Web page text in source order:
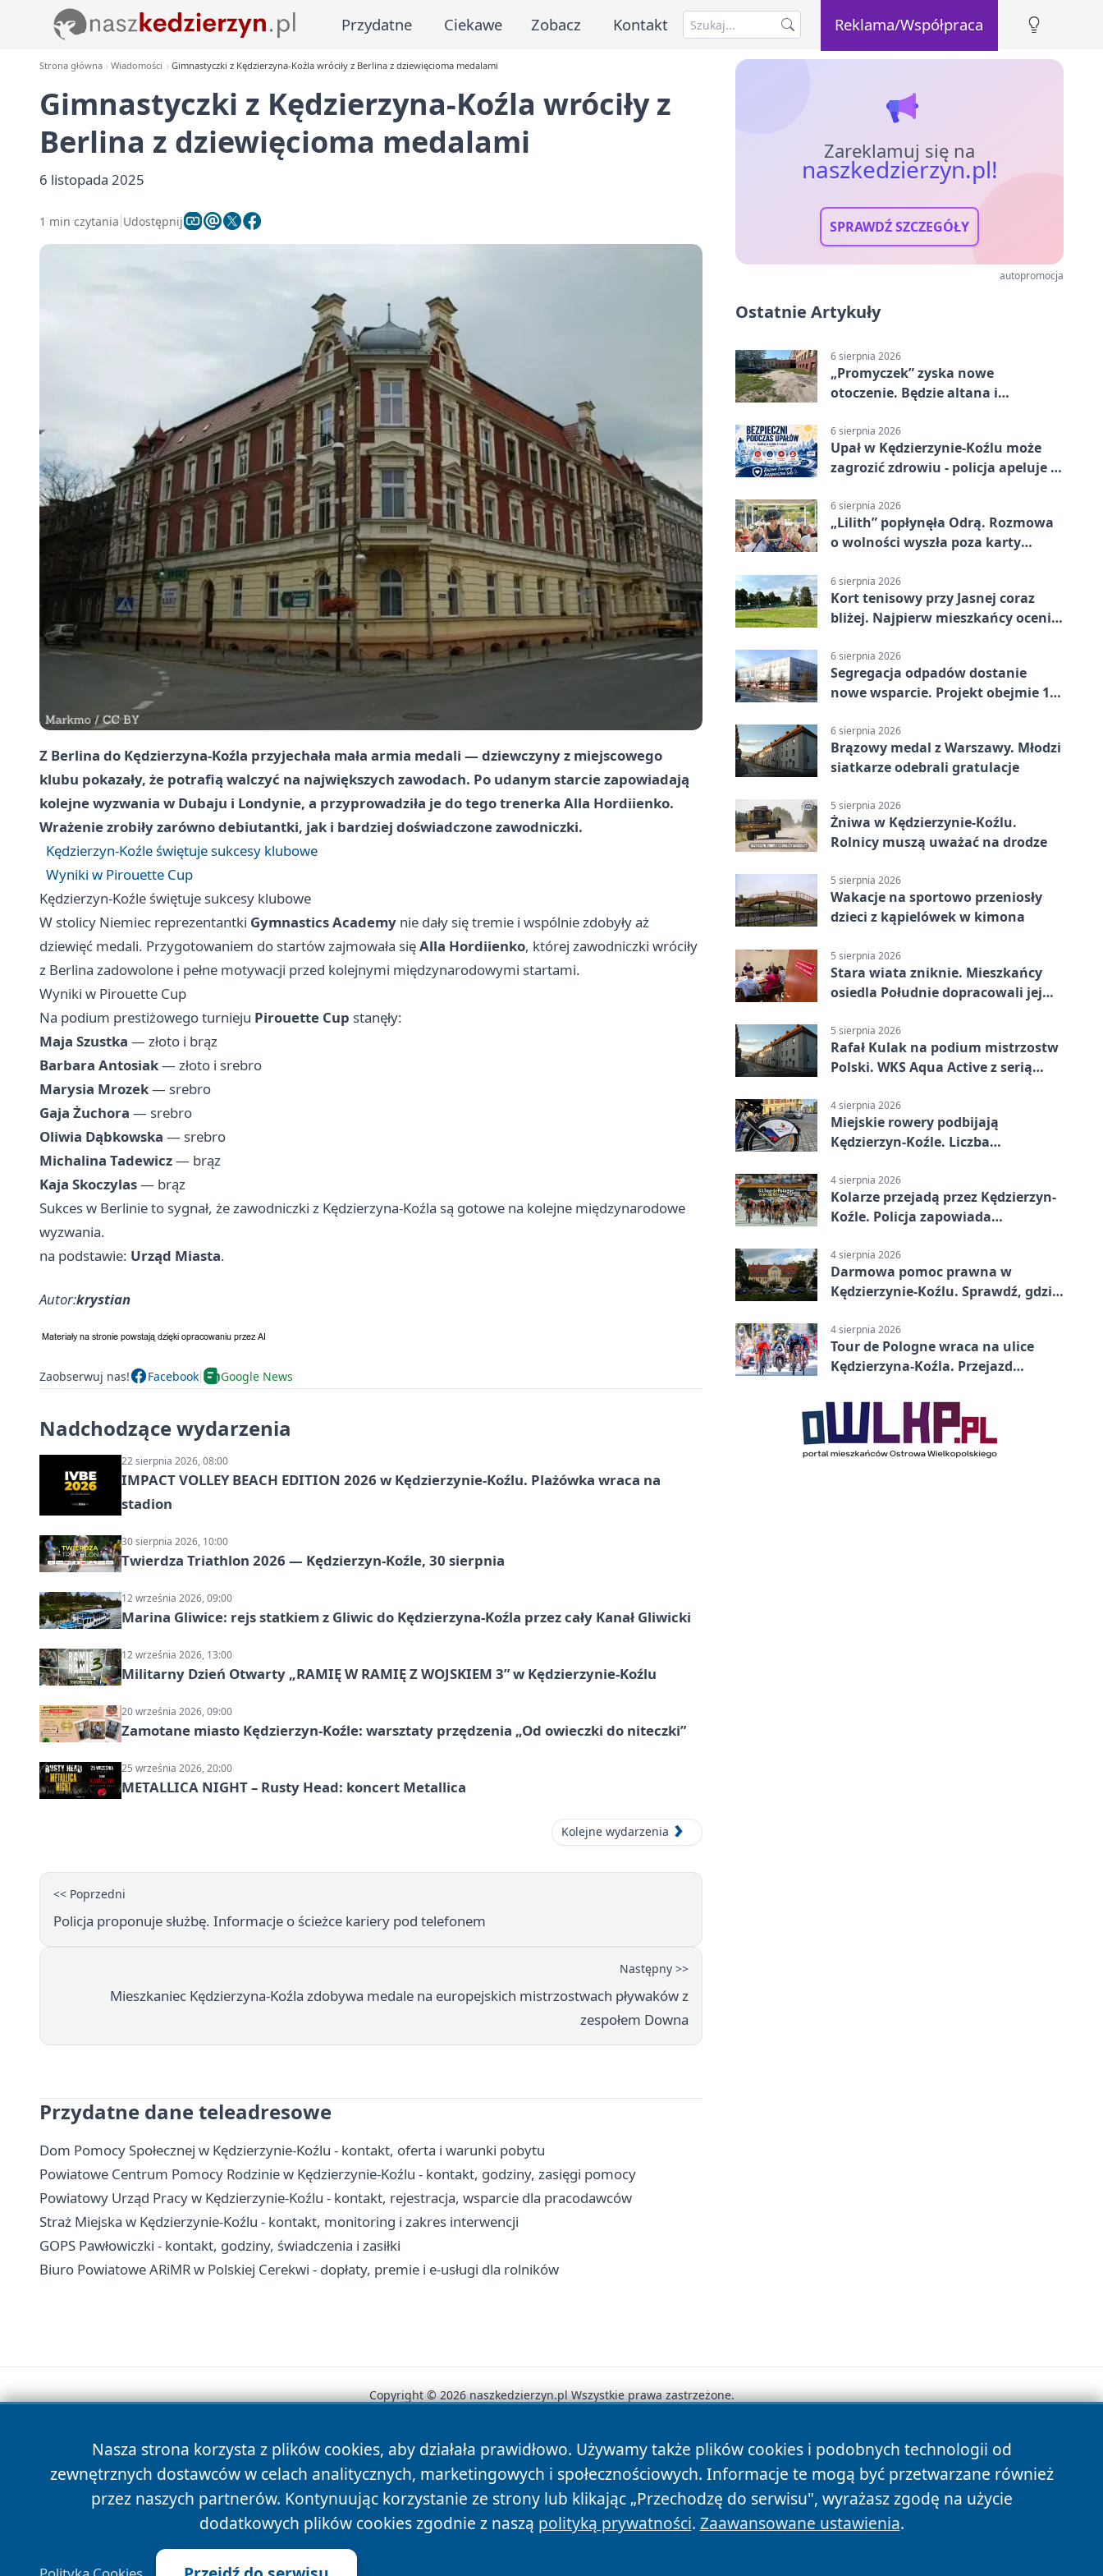
Przydatne Ciekawe Zobacz Kontakt Reklama/Współpraca
Strona główna Wiadomości Gimnastyczki z Kędzierzyna-Koźla wróciły z Berlina z dziewięcioma medalami
Gimnastyczki z Kędzierzyna-Koźla wróciły z
Berlina z dziewięcioma medalami
6 listopada 2025
1 min czytania Udostępnij
Z Berlina do Kędzierzyna-Koźla przyjechała mała armia medali — dziewczyny z miejscowego
klubu pokazały, że potrafią walczyć na największych zawodach. Po udanym starcie zapowiadają
kolejne wyzwania w Dubaju i Londynie, a przyprowadziła je do tego trenerka Alla Hordiienko.
Wrażenie zrobiły zarówno debiutantki, jak i bardziej doświadczone zawodniczki.
Kędzierzyn-Koźle świętuje sukcesy klubowe
Wyniki w Pirouette Cup
Kędzierzyn-Koźle świętuje sukcesy klubowe
W stolicy Niemiec reprezentantki Gymnastics Academy nie dały się tremie i wspólnie zdobyły aż
dziewięć medali. Przygotowaniem do startów zajmowała sięAlla Hordiienko, której zawodniczki wróciły
z Berlina zadowolone i pełne motywacji przed kolejnymi międzynarodowymi startami.
Wyniki w Pirouette Cup
Na podium prestiżowego turnieju Pirouette Cup stanęły:
Maja Szustka — złoto i brąz
Barbara Antosiak— złoto i srebro
Marysia Mrozek— srebro
Gaja Żuchora — srebro
Oliwia Dąbkowska — srebro
Michalina Tadewicz— brąz
Kaja Skoczylas— brąz
Sukces w Berlinie to sygnał, że zawodniczki z Kędzierzyna-Koźla są gotowe na kolejne międzynarodowe
wyzwania.
na podstawie: Urząd Miasta.
Autor:krystian
Zaobserwuj nas! Facebook Google News
Nadchodzące wydarzenia
22 sierpnia 2026, 08:00
IMPACT VOLLEY BEACH EDITION 2026 w Kędzierzynie-Koźlu. Plażówka wraca na
stadion
30 sierpnia 2026, 10:00
Twierdza Triathlon 2026 — Kędzierzyn-Koźle, 30 sierpnia
12 września 2026, 09:00
Marina Gliwice: rejs statkiem z Gliwic do Kędzierzyna-Koźla przez cały Kanał Gliwicki
12 września 2026, 13:00
Militarny Dzień Otwarty „RAMIĘ W RAMIĘ Z WOJSKIEM 3” w Kędzierzynie-Koźlu
20 września 2026, 09:00
Zamotane miasto Kędzierzyn-Koźle: warsztaty przędzenia „Od owieczki do niteczki”
25 września 2026, 20:00
METALLICA NIGHT – Rusty Head: koncert Metallica
Kolejne wydarzenia
<< Poprzedni
Policja proponuje służbę. Informacje o ścieżce kariery pod telefonem
Następny >>
Mieszkaniec Kędzierzyna-Koźla zdobywa medale na europejskich mistrzostwach pływaków z
zespołem Downa
Przydatne dane teleadresowe
Dom Pomocy Społecznej w Kędzierzynie-Koźlu - kontakt, oferta i warunki pobytu
Powiatowe Centrum Pomocy Rodzinie w Kędzierzynie-Koźlu - kontakt, godziny, zasięgi pomocy
Powiatowy Urząd Pracy w Kędzierzynie-Koźlu - kontakt, rejestracja, wsparcie dla pracodawców
Straż Miejska w Kędzierzynie-Koźlu - kontakt, monitoring i zakres interwencji
GOPS Pawłowiczki - kontakt, godziny, świadczenia i zasiłki
Biuro Powiatowe ARiMR w Polskiej Cerekwi - dopłaty, premie i e-usługi dla rolników
Zareklamuj się na
naszkedzierzyn.pl!
SPRAWDŹ SZCZEGÓŁY
autopromocja
Ostatnie Artykuły
6 sierpnia 2026
„Promyczek” zyska nowe
otoczenie. Będzie altana i
6 sierpnia 2026
Upał w Kędzierzynie-Koźlu może
zagrozić zdrowiu - policja apeluje o
6 sierpnia 2026
„Lilith” popłynęła Odrą. Rozmowa
o wolności wyszła poza karty
6 sierpnia 2026
Kort tenisowy przy Jasnej coraz
bliżej. Najpierw mieszkańcy ocenią
6 sierpnia 2026
Segregacja odpadów dostanie
nowe wsparcie. Projekt obejmie 15
6 sierpnia 2026
Brązowy medal z Warszawy. Młodzi
siatkarze odebrali gratulacje
5 sierpnia 2026
Żniwa w Kędzierzynie-Koźlu.
Rolnicy muszą uważać na drodze
5 sierpnia 2026
Wakacje na sportowo przeniosły
dzieci z kąpielówek w kimona
5 sierpnia 2026
Stara wiata zniknie. Mieszkańcy
osiedla Południe dopracowali jej
5 sierpnia 2026
Rafał Kulak na podium mistrzostw
Polski. WKS Aqua Active z serią
4 sierpnia 2026
Miejskie rowery podbijają
Kędzierzyn-Koźle. Liczba
4 sierpnia 2026
Kolarze przejadą przez Kędzierzyn-
Koźle. Policja zapowiada
4 sierpnia 2026
Darmowa pomoc prawna w
Kędzierzynie-Koźlu. Sprawdź, gdzie
4 sierpnia 2026
Tour de Pologne wraca na ulice
Kędzierzyna-Koźla. Przejazd
Nasza strona korzysta z plików cookies, aby działała prawidłowo. Używamy także plików cookies i podobnych technologii od
zewnętrznych dostawców w celach analitycznych, marketingowych i społecznościowych. Informacje te mogą być przetwarzane również
przez naszych partnerów. Kontynuując korzystanie ze strony lub klikając „Przechodzę do serwisu", wyrażasz zgodę na użycie
dodatkowych plików cookies zgodnie z naszą polityką prywatności. Zaawansowane ustawienia.
Copyright © 2026 naszkedzierzyn.pl Wszystkie prawa zastrzeżone.
News Autorzy Polityka Prywatności Polityka Cookies